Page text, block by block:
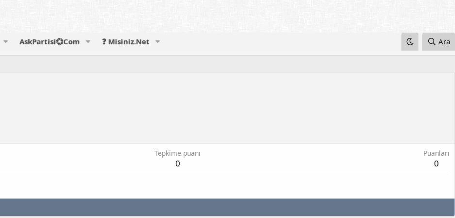
AskPartisi💞Com ❓ Misiniz.Net Ara
Tepkime puanı
0
Puanları
0